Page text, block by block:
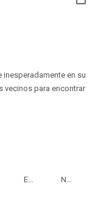
en su
vecinos para encontrar
Estreno Netflix